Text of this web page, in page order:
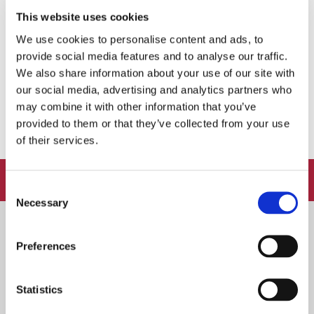
This website uses cookies
We use cookies to personalise content and ads, to
provide social media features and to analyse our traffic.
We also share information about your use of our site with
our social media, advertising and analytics partners who
may combine it with other information that you’ve
provided to them or that they’ve collected from your use
of their services.
Selection
Necessary
Preferences
Statistics
Magusasõpradele: Siin on
efektseimad desserdid
Tallinnas
15. MÄRTS 2023
tähistada jõulupidusid
13. NOVEMBER 2025
13. DETSEMBER 2019